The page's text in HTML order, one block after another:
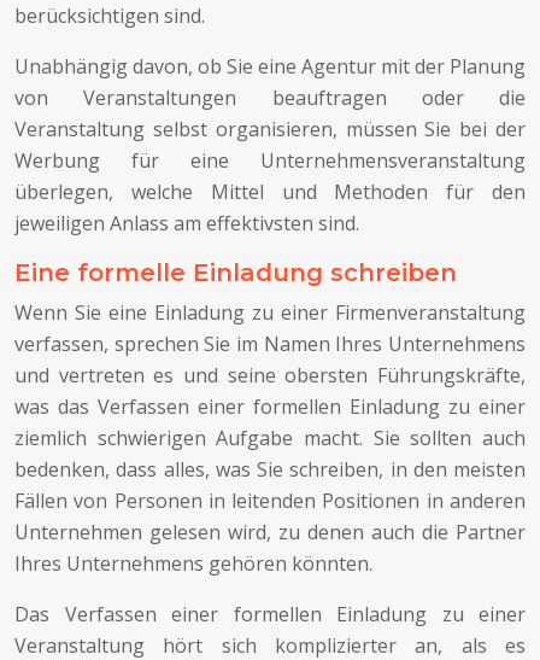
berücksichtigen sind.
Unabhängig davon, ob Sie eine Agentur mit der Planung
von Veranstaltungen beauftragen oder die
Veranstaltung selbst organisieren, müssen Sie bei der
Werbung für eine Unternehmensveranstaltung
überlegen, welche Mittel und Methoden für den
jeweiligen Anlass am effektivsten sind.
Eine formelle Einladung schreiben
Wenn Sie eine Einladung zu einer Firmenveranstaltung
verfassen, sprechen Sie im Namen Ihres Unternehmens
und vertreten es und seine obersten Führungskräfte,
was das Verfassen einer formellen Einladung zu einer
ziemlich schwierigen Aufgabe macht. Sie sollten auch
bedenken, dass alles, was Sie schreiben, in den meisten
Fällen von Personen in leitenden Positionen in anderen
Unternehmen gelesen wird, zu denen auch die Partner
Ihres Unternehmens gehören könnten.
Das Verfassen einer formellen Einladung zu einer
Veranstaltung hört sich komplizierter an, als es